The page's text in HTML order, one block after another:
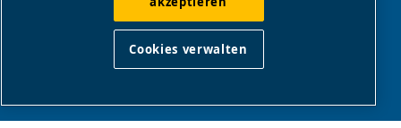
Produktkonformitat
Melden Sie unangemessenes Verhalten
Cookies verwalten